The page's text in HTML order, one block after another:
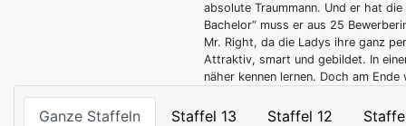
absolute Traummann. Und er hat
Bachelor“ muss er aus 25
Mr. Right, da die Ladys ihre ganz
Attraktiv, smart und gebildet. In
näher kennen lernen. Doch am
Ganze Staffeln Staffel 13 Staffel 12